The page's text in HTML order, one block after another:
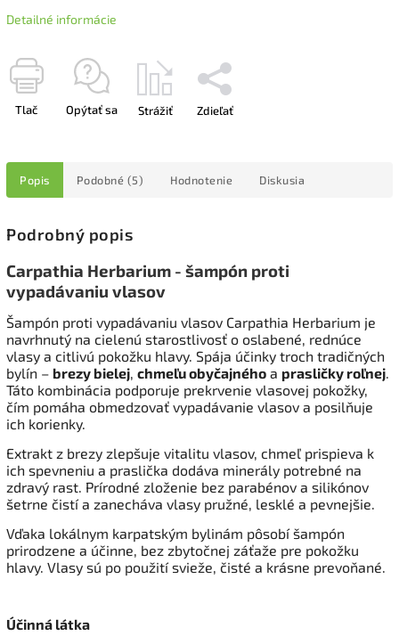
Detailné informácie
Tlač Opýtať sa Strážiť Zdieľať
Popis Podobné (5) Hodnotenie Diskusia
Podrobný popis
Carpathia Herbarium - šampón proti
vypadávaniu vlasov
Šampón proti vypadávaniu vlasov Carpathia Herbarium je
navrhnutý na cielenú starostlivosť o oslabené, rednúce
vlasy a citlivú pokožku hlavy. Spája účinky troch tradičných
bylín – brezy bielej, chmeľu obyčajného a prasličky roľnej.
Táto kombinácia podporuje prekrvenie vlasovej pokožky,
čím pomáha obmedzovať vypadávanie vlasov a posilňuje
ich korienky.
Extrakt z brezy zlepšuje vitalitu vlasov, chmeľ prispieva k
ich spevneniu a praslička dodáva minerály potrebné na
zdravý rast. Prírodné zloženie bez parabénov a silikónov
šetrne čistí a zanecháva vlasy pružné, lesklé a pevnejšie.
Vďaka lokálnym karpatským bylinám pôsobí šampón
prirodzene a účinne, bez zbytočnej záťaže pre pokožku
hlavy. Vlasy sú po použití svieže, čisté a krásne prevoňané.
Účinná látka